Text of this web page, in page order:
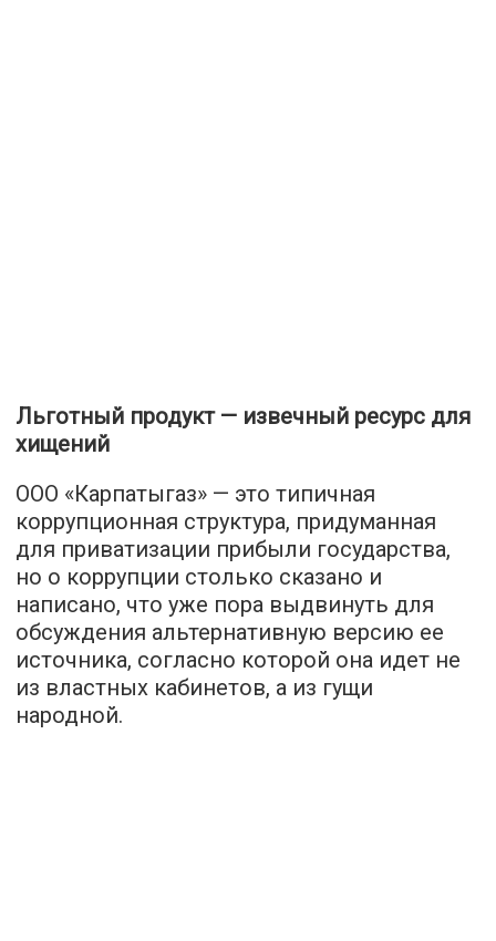
Льготный продукт — извечный ресурс для
хищений
ООО «Карпатыгаз» — это типичная
коррупционная структура, придуманная
для приватизации прибыли государства,
но о коррупции столько сказано и
написано, что уже пора выдвинуть для
обсуждения альтернативную версию ее
источника, согласно которой она идет не
из властных кабинетов, а из гущи
народной.